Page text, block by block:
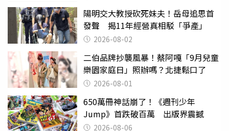
陽明交大教授砍死妹夫！岳母追思首
發聲 揭11年經營真相駁「爭產」
2026-08-02
二伯品牌抄襲風暴！蔡阿嘎「9月兒童
樂園家庭日」照辦嗎？北捷鬆口了
2026-08-01
650萬冊神話崩了！《週刊少年
Jump》首跌破百萬 出版界震撼
2026-08-06